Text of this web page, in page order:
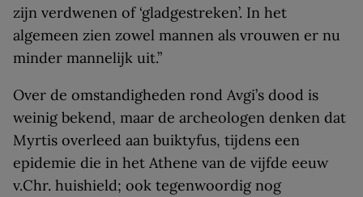
zijn verdwenen of ‘gladgestreken’. In het
algemeen zien zowel mannen als vrouwen er nu
minder mannelijk uit.”
Over de omstandigheden rond Avgi’s dood is
weinig bekend, maar de archeologen denken dat
Myrtis overleed aan buiktyfus, tijdens een
epidemie die in het Athene van de vijfde eeuw
v.Chr. huishield; ook tegenwoordig nog